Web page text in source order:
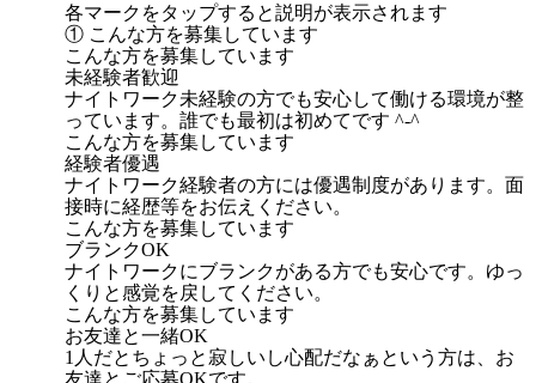
各マークをタップすると説明が表示されます
① こんな方を募集しています
こんな方を募集しています
未経験者歓迎
ナイトワーク未経験の方でも安心して働ける環境が整
っています。誰でも最初は初めてです ^-^
こんな方を募集しています
経験者優遇
ナイトワーク経験者の方には優遇制度があります。面
接時に経歴等をお伝えください。
こんな方を募集しています
ブランクOK
ナイトワークにブランクがある方でも安心です。ゆっ
くりと感覚を戻してください。
こんな方を募集しています
お友達と一緒OK
1人だとちょっと寂しいし心配だなぁという方は、お
友達とご応募OKです。